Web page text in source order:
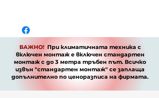
conditions)
Capacity kW
Input W
Current A
техника
до 3 метра тръбен път. Всичко
извън "стандартен монтаж" се
заплаща допълнително
по ценоразписа на фирмата.
ВАЖНО! При климатичната техника с
включен монтаж е включен стандартен
монтаж с до 3 метра тръбен път. Всичко
извън "стандартен монтаж" се заплаща
допълнително по ценоразписа на фирмата.